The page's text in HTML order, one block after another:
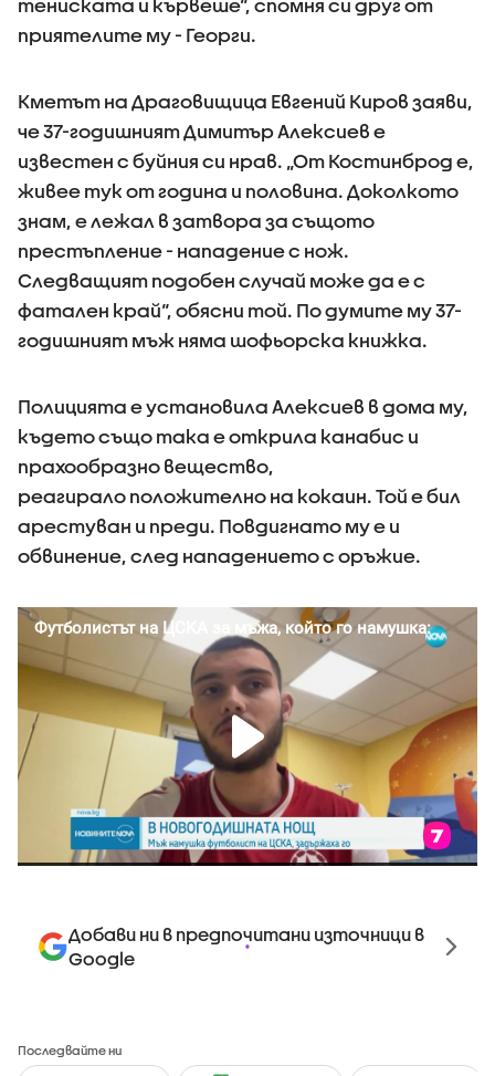
тениската и кървеше“, спомня си друг от
приятелите му - Георги.
Кметът на Драговищица Евгений Киров заяви,
че 37-годишният Димитър Алексиев е
известен с буйния си нрав. „От Костинброд е,
живее тук от година и половина. Доколкото
знам, е лежал в затвора за същото
престъпление - нападение с нож.
Следващият подобен случай може да е с
фатален край“, обясни той. По думите му 37-
годишният мъж няма шофьорска книжка.
Полицията е установила Алексиев в дома му,
където също така е открила канабис и
прахообразно вещество,
реагирало положително на кокаин. Той е бил
арестуван и преди. Повдигнато му е и
обвинение, след нападението с оръжие.
Добави ни в предпочитани източници в
Google
Последвайте ни